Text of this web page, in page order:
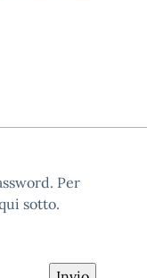
Per
sotto.